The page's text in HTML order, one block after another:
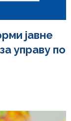
јавне
управу по